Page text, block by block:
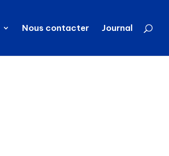
Nous contacter Journal